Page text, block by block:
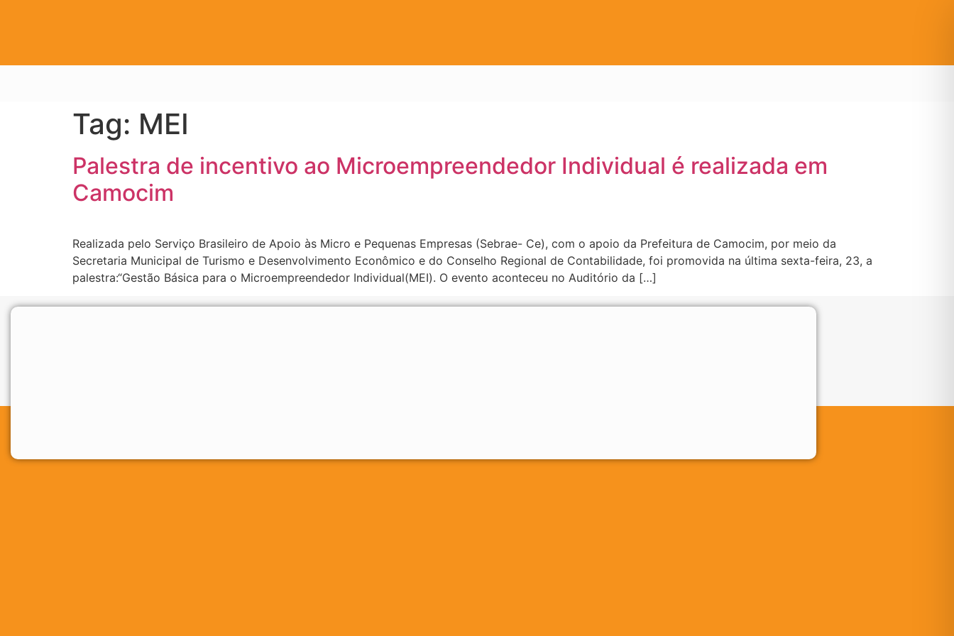
Tag: MEI
Palestra de incentivo ao Microempreendedor Individual é realizada em
Camocim
Realizada pelo Serviço Brasileiro de Apoio às Micro e Pequenas Empresas (Sebrae- Ce), com o apoio da Prefeitura de Camocim, por meio da
Secretaria Municipal de Turismo e Desenvolvimento Econômico e do Conselho Regional de Contabilidade, foi promovida na última sexta-feira, 23, a
palestra:“Gestão Básica para o Microempreendedor Individual(MEI). O evento aconteceu no Auditório da […]